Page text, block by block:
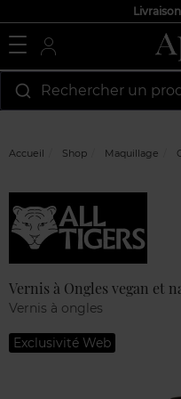
Rechercher un
Accueil Shop Maquillage
Vernis à Ongles vegan et
Vernis à ongles
Exclusivité Web